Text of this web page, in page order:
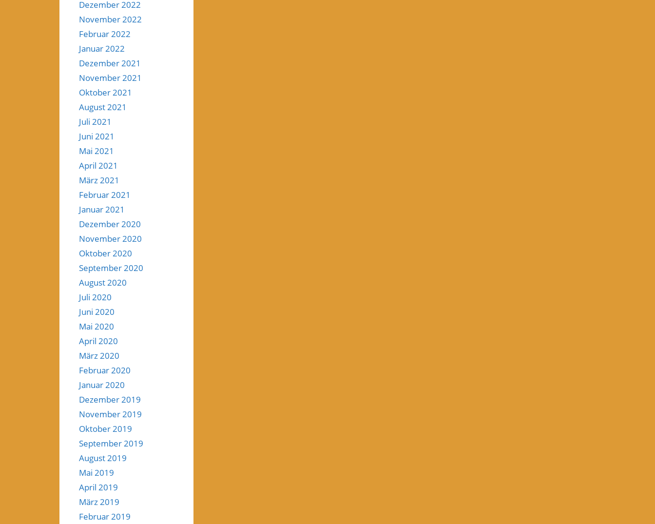
Dezember 2022
November 2022
Februar 2022
Januar 2022
Dezember 2021
November 2021
Oktober 2021
August 2021
Juli 2021
Juni 2021
Mai 2021
April 2021
März 2021
Februar 2021
Januar 2021
Dezember 2020
November 2020
Oktober 2020
September 2020
August 2020
Juli 2020
Juni 2020
Mai 2020
April 2020
März 2020
Februar 2020
Januar 2020
Dezember 2019
November 2019
Oktober 2019
September 2019
August 2019
Mai 2019
April 2019
März 2019
Februar 2019